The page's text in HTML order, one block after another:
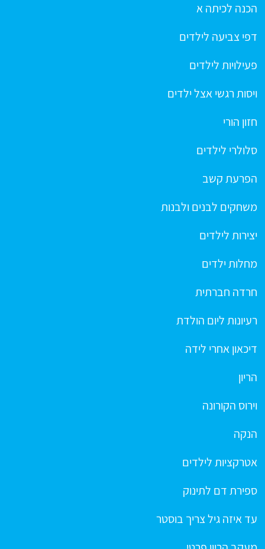
הכנה לכיתה א
דפי צביעה לילדים
פעילויות לילדים
ויסות רגשי אצל ילדים
חזון הורי
סלולרי לילדים
הפרעת קשב
משחקים לבנים ולבנות
יצירות לילדים
מחלות ילדים
חרדה חברתית
רעיונות ליום הולדת
דיכאון אחרי לידה
הריון
וירוס הקורונה
הנקה
אטרקציות לילדים
ספירת דם לתינוק
עד איזה גיל צריך בוסטר